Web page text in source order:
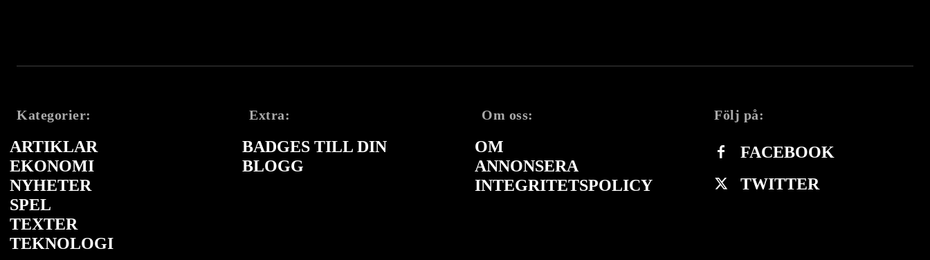
Kategorier:
ARTIKLAR
EKONOMI
NYHETER
SPEL
TEXTER
TEKNOLOGI
Extra:
BADGES TILL DIN
BLOGG
Om oss:
OM
ANNONSERA
INTEGRITETSPOLICY
Följ på:
FACEBOOK
TWITTER